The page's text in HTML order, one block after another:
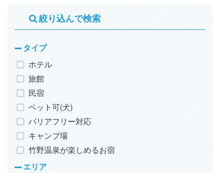
絞り込んで検索
タイプ
ホテル
旅館
民宿
ペット可(犬)
バリアフリー対応
キャンプ場
竹野温泉が楽しめるお宿
エリア